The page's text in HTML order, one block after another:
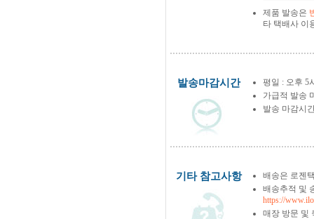
제품 발송은
타 택배사 이
발송마감시간
평일 : 오후 5
가급적 발송
발송 마감시
기타 참고사항
배송은 로젠
배송추적 및
https://
매장 방문 및